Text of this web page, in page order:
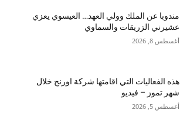
مندوبا عن الملك وولي العهد… العيسوي يعزي
عشيرني الزريقات والسماوي
أغسطس 8, 2026
هذه الفعاليات التي اقامتها شركة اورنج خلال
شهر تموز – فيديو
أغسطس 5, 2026